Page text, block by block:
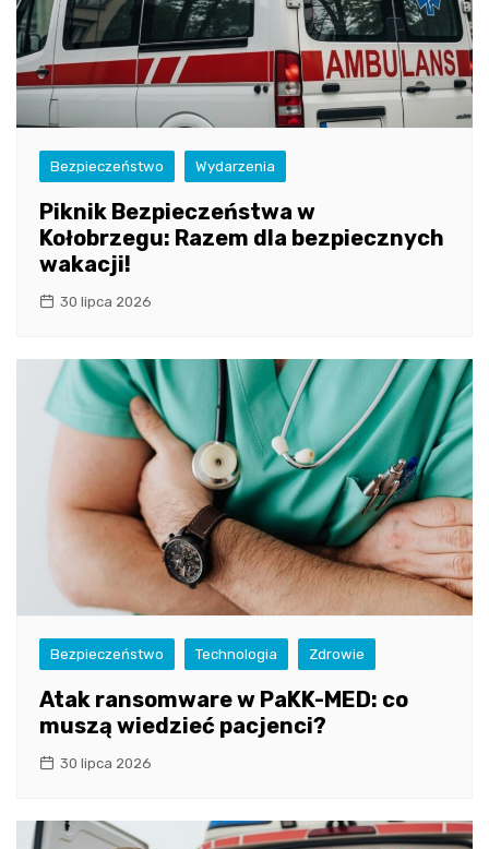
Bezpieczeństwo Wydarzenia
Piknik Bezpieczeństwa w
Kołobrzegu: Razem dla bezpiecznych
wakacji!
30 lipca 2026
Bezpieczeństwo Technologia Zdrowie
Atak ransomware w PaKK-MED: co
muszą wiedzieć pacjenci?
30 lipca 2026